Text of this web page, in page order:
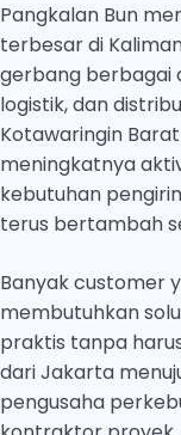
Pangkalan Bun
terbesar di
gerbang berbagai
logistik, dan
Kotawaringin
meningkatnya
kebutuhan
terus bertambah
Banyak customer
membutuhkan
praktis tanpa
dari Jakarta
pengusaha